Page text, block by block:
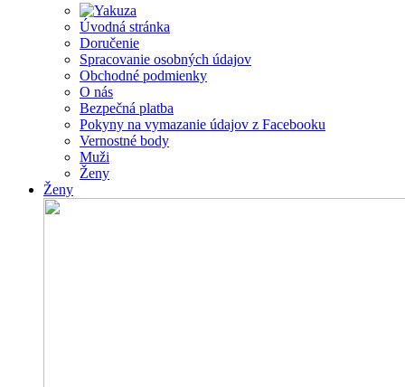
Úvodná stránka
Doručenie
Spracovanie osobných údajov
Obchodné podmienky
O nás
Bezpečná platba
Pokyny na vymazanie údajov z Facebooku
Vernostné body
Muži
Ženy
Ženy